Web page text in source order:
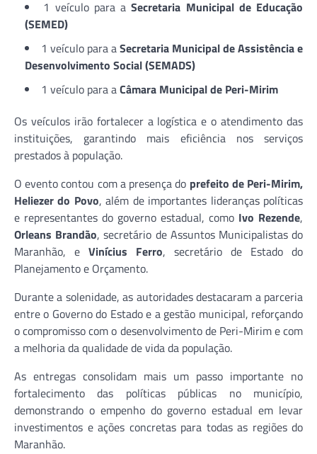
1 veículo para aSecretaria Municipal de Educação
(SEMED)
1 veículo para aSecretaria Municipal de Assistência e
Desenvolvimento Social (SEMADS)
1 veículo para aCâmara Municipal de Peri-Mirim
Os veículos irão fortalecer a logística e o atendimento das
instituições, garantindo mais eficiência nos serviços
prestados à população.
O evento contou com a presença do prefeito de Peri-Mirim,
Heliezer do Povo, além de importantes lideranças políticas
e representantes do governo estadual, como Ivo Rezende,
Orleans Brandão, secretário de Assuntos Municipalistas do
Maranhão, e Vinícius Ferro, secretário de Estado do
Planejamento e Orçamento.
Durante a solenidade, as autoridades destacaram a parceria
entre o Governo do Estado e a gestão municipal, reforçando
o compromisso com o desenvolvimento de Peri-Mirim e com
a melhoria da qualidade de vida da população.
As entregas consolidam mais um passo importante no
fortalecimento das políticas públicas no município,
demonstrando o empenho do governo estadual em levar
investimentos e ações concretas para todas as regiões do
Maranhão.